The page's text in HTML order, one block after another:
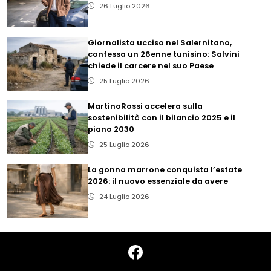
26 Luglio 2026
Giornalista ucciso nel Salernitano,
confessa un 26enne tunisino: Salvini
chiede il carcere nel suo Paese
25 Luglio 2026
MartinoRossi accelera sulla
sostenibilità con il bilancio 2025 e il
piano 2030
25 Luglio 2026
La gonna marrone conquista l’estate
2026: il nuovo essenziale da avere
24 Luglio 2026